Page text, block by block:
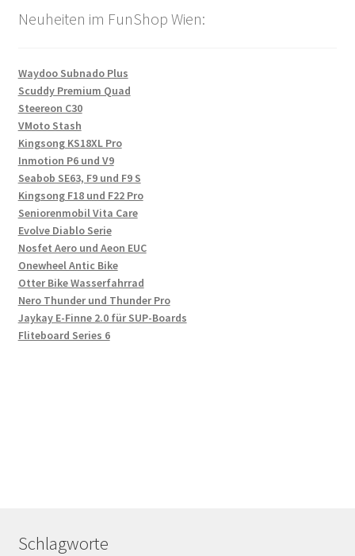
Neuheiten im FunShop Wien:
Waydoo Subnado Plus
Scuddy Premium Quad
Steereon C30
VMoto Stash
Kingsong KS18XL Pro
Inmotion P6 und V9
Seabob SE63, F9 und F9 S
Kingsong F18 und F22 Pro
Seniorenmobil Vita Care
Evolve Diablo Serie
Nosfet Aero und Aeon EUC
Onewheel Antic Bike
Otter Bike Wasserfahrrad
Nero Thunder und Thunder Pro
Jaykay E-Finne 2.0 für SUP-Boards
Fliteboard Series 6
Schlagworte